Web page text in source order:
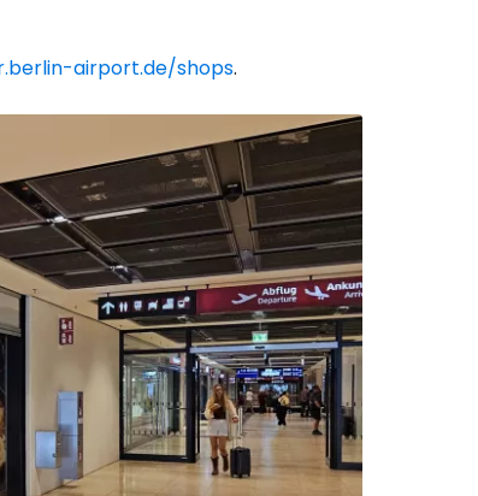
airport.de/shops.
Cestee
Google
Facebook
paštu